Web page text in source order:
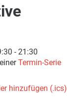
- 21:30
Termin-Serie
hinzufügen (.ics)